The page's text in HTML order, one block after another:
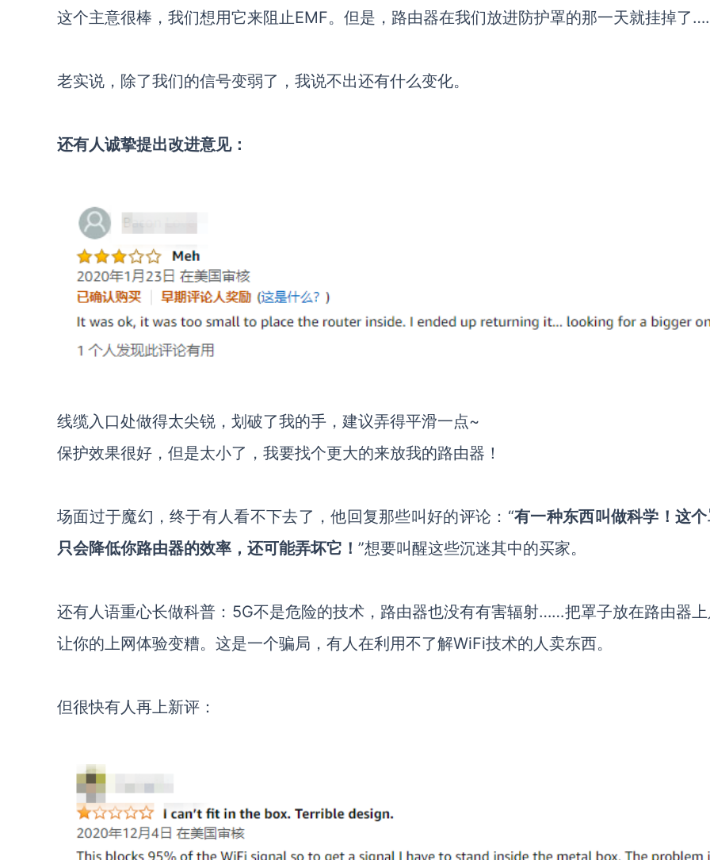
这个主意很棒，我们想用它来阻止EMF。 但是，路由器在我们放进防护罩的那一天就挂掉了
老实说，除了我们的信号变弱了，我说不出还有什么变化。
还有人诚挚提出改进意见：
线缆入口处做得太尖锐，划破了我的手，建议弄得平滑一点~
保护效果很好，但是太小了，我要找个更大的来放我的路由器！
场面过于魔幻，终于有人看不下去了，他回复那些叫好的评论： “有一种东西叫做科学！这
只会降低你路由器的效率，还可能弄坏它！ ”想要叫醒这些沉迷其中的买家。
还有人语重心长做科普： 5G不是危险的技术，路由器也没有有害辐射……把罩子放在路由器
让你的上网体验变糟。这是一个骗局，有人在利用不了解WiFi技术的人卖东西。
但很快有人再上新评：